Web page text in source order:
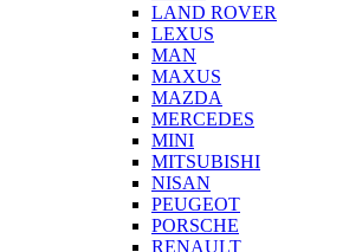
LAND ROVER
LEXUS
MAN
MAXUS
MAZDA
MERCEDES
MINI
MITSUBISHI
NISAN
PEUGEOT
PORSCHE
RENAULT